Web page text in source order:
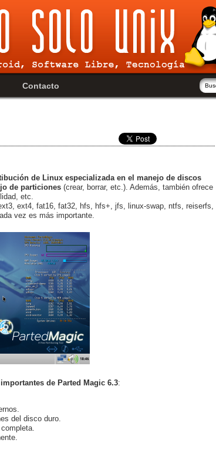
Contacto
de Linux especializada en el manejo de discos
de particiones (crear, borrar, etc.). Además, también ofrece
etc.
ext4, fat16, fat32, hfs, hfs+, jfs, linux-swap, ntfs, reiserfs,
vez es más importante.
de Parted Magic 6.3:
del disco duro.